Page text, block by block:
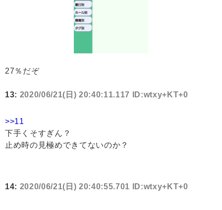
27％だぞ
13: 2020/06/21(日) 20:40:11.117 ID:wtxy+KT+0
>>11
下手くそすぎん？
止め時の見極めできてないのか？
14: 2020/06/21(日) 20:40:55.701 ID:wtxy+KT+0